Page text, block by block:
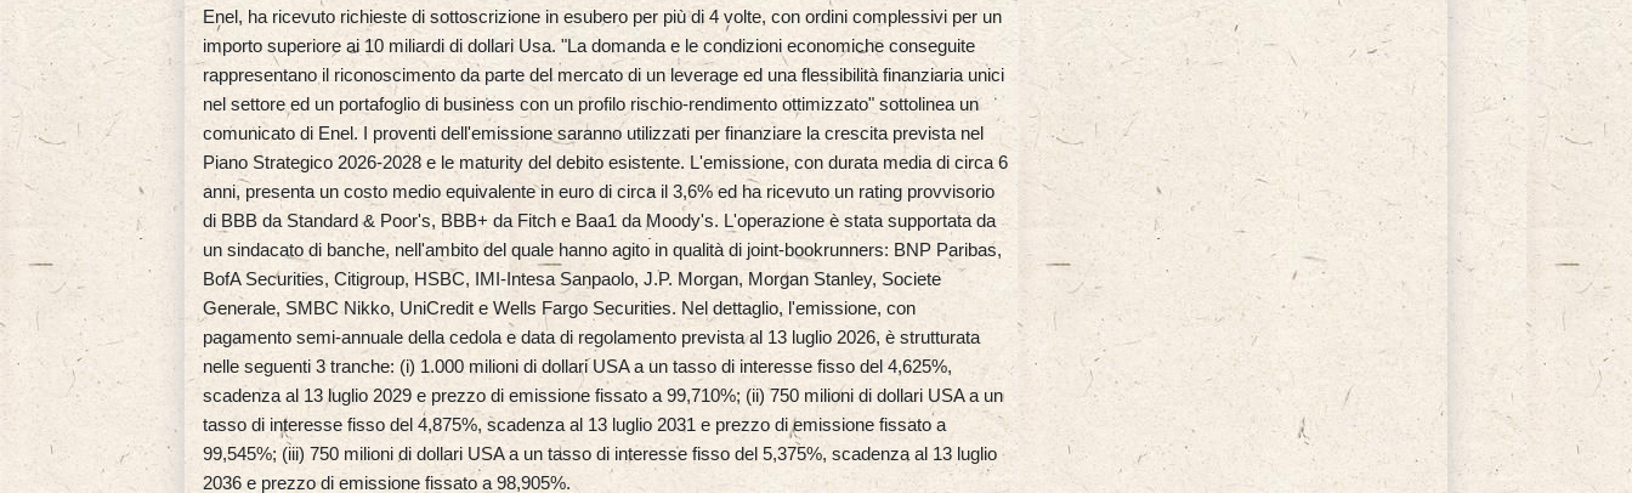
Enel, ha ricevuto richieste di sottoscrizione in esubero per più di 4 volte, con ordini complessivi per un
importo superiore ai 10 miliardi di dollari Usa. "La domanda e le condizioni economiche conseguite
rappresentano il riconoscimento da parte del mercato di un leverage ed una flessibilità finanziaria unici
nel settore ed un portafoglio di business con un profilo rischio-rendimento ottimizzato" sottolinea un
comunicato di Enel. I proventi dell'emissione saranno utilizzati per finanziare la crescita prevista nel
Piano Strategico 2026-2028 e le maturity del debito esistente. L'emissione, con durata media di circa 6
anni, presenta un costo medio equivalente in euro di circa il 3,6% ed ha ricevuto un rating provvisorio
di BBB da Standard & Poor's, BBB+ da Fitch e Baa1 da Moody's. L'operazione è stata supportata da
un sindacato di banche, nell'ambito del quale hanno agito in qualità di joint-bookrunners: BNP Paribas,
BofA Securities, Citigroup, HSBC, IMI-Intesa Sanpaolo, J.P. Morgan, Morgan Stanley, Societe
Generale, SMBC Nikko, UniCredit e Wells Fargo Securities. Nel dettaglio, l'emissione, con
pagamento semi-annuale della cedola e data di regolamento prevista al 13 luglio 2026, è strutturata
nelle seguenti 3 tranche: (i) 1.000 milioni di dollari USA a un tasso di interesse fisso del 4,625%,
scadenza al 13 luglio 2029 e prezzo di emissione fissato a 99,710%; (ii) 750 milioni di dollari USA a un
tasso di interesse fisso del 4,875%, scadenza al 13 luglio 2031 e prezzo di emissione fissato a
99,545%; (iii) 750 milioni di dollari USA a un tasso di interesse fisso del 5,375%, scadenza al 13 luglio
2036 e prezzo di emissione fissato a 98,905%.